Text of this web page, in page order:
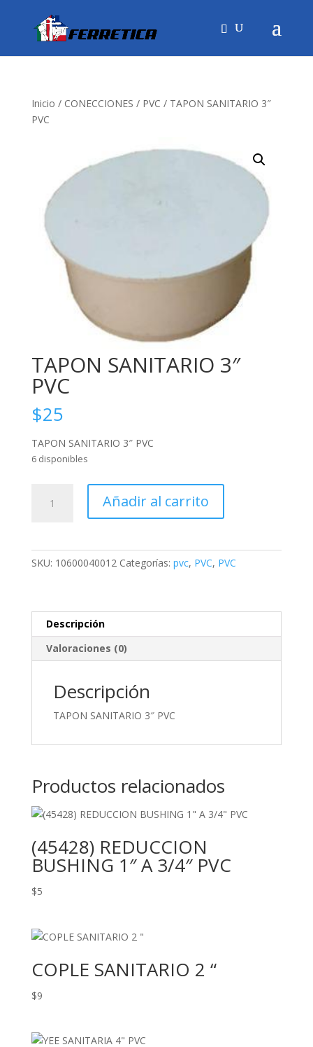
Inicio / CONECCIONES / PVC / TAPON SANITARIO 3″
PVC
TAPON SANITARIO 3″
PVC
$25
TAPON SANITARIO 3″ PVC
6 disponibles
SANITARIO
Añadir al carrito
SKU: 10600040012 Categorías: pvc, PVC, PVC
Descripción
Valoraciones (0)
Descripción
TAPON SANITARIO 3″ PVC
Productos relacionados
(45428) REDUCCION
BUSHING 1″ A 3/4″ PVC
$5
COPLE SANITARIO 2 “
$9